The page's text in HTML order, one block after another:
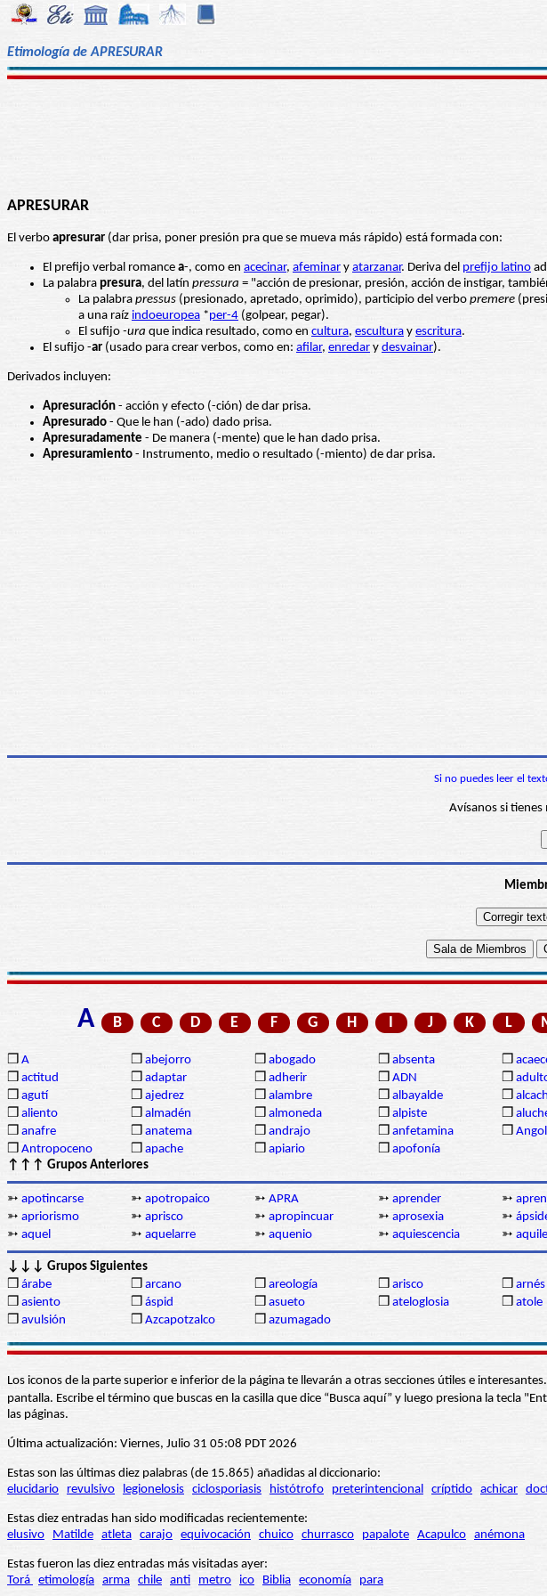
Etimología de APRESURAR
APRESURAR
El verbo apresurar (dar prisa, poner presión pra que se mueva más rápido) está formada con:
El prefijo verbal romance a-, como en acecinar, afeminar y atarzanar. Deriva del prefijo latino
La palabra presura, del latín pressura = "acción de presionar, presión, acción de instigar,
La palabra pressus (presionado, apretado, oprimido), participio del verbo premere
a una raíz indoeuropea *per-4 (golpear, pegar).
El sufijo -ura que indica resultado, como en cultura, escultura y escritura.
El sufijo -ar (usado para crear verbos, como en: afilar, enredar y desvainar).
Derivados incluyen:
Apresuración - acción y efecto (-ción) de dar prisa.
Apresurado - Que le han (-ado) dado prisa.
Apresuradamente - De manera (-mente) que le han dado prisa.
Apresuramiento - Instrumento, medio o resultado (-miento) de dar prisa.
Si no puedes leer el
Avísanos si tienes
A B C D E F G H I J K L
❒ A ❒ abejorro ❒ abogado ❒ absenta ❒
❒ actitud ❒ adaptar ❒ adherir ❒ ADN ❒
❒ agutí ❒ ajedrez ❒ alambre ❒ albayalde ❒
❒ aliento ❒ almadén ❒ almoneda ❒ alpiste ❒
❒ anafre ❒ anatema ❒ andrajo ❒ anfetamina ❒
❒ Antropoceno ❒ apache ❒ apiario ❒ apofonía
↑↑↑ Grupos Anteriores
➳ apotincarse ➳ apotropaico ➳ APRA ➳ aprender ➳
➳ apriorismo ➳ aprisco ➳ apropincuar ➳ aprosexia ➳
➳ aquel ➳ aquelarre ➳ aquenio ➳ aquiescencia ➳
↓↓↓ Grupos Siguientes
❒ árabe ❒ arcano ❒ areología ❒ arisco ❒ arnés
❒ asiento ❒ áspid ❒ asueto ❒ ateloglosia ❒ atole
❒ avulsión ❒ Azcapotzalco ❒ azumagado
Los iconos de la parte superior e inferior de la página te llevarán a otras secciones útiles e
pantalla. Escribe el término que buscas en la casilla que dice “Busca aquí” y luego presiona la
las páginas.
Última actualización: Viernes, Julio 31 05:08 PDT 2026
Estas son las últimas diez palabras (de 15.865) añadidas al diccionario:
elucidario
revulsivo legionelosis ciclosporiasis histótrofo preterintencional críptido achicar
Estas diez entradas han sido modificadas recientemente:
elusivo
Matilde atleta carajo equivocación chuico churrasco papalote Acapulco anémona
Estas fueron las diez entradas más visitadas ayer:
Torá etimología arma chile anti metro ico Biblia economía para